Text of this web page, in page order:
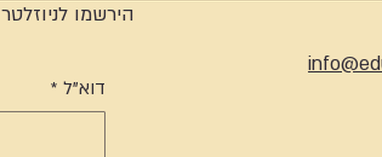
הירשמו לניוזלטר
דוא"ל *